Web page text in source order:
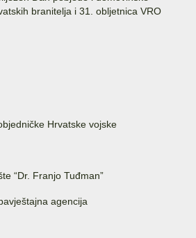
branitelja i 31. obljetnica VRO
Hrvatske vojske
“Dr. Franjo Tuđman”
agencija